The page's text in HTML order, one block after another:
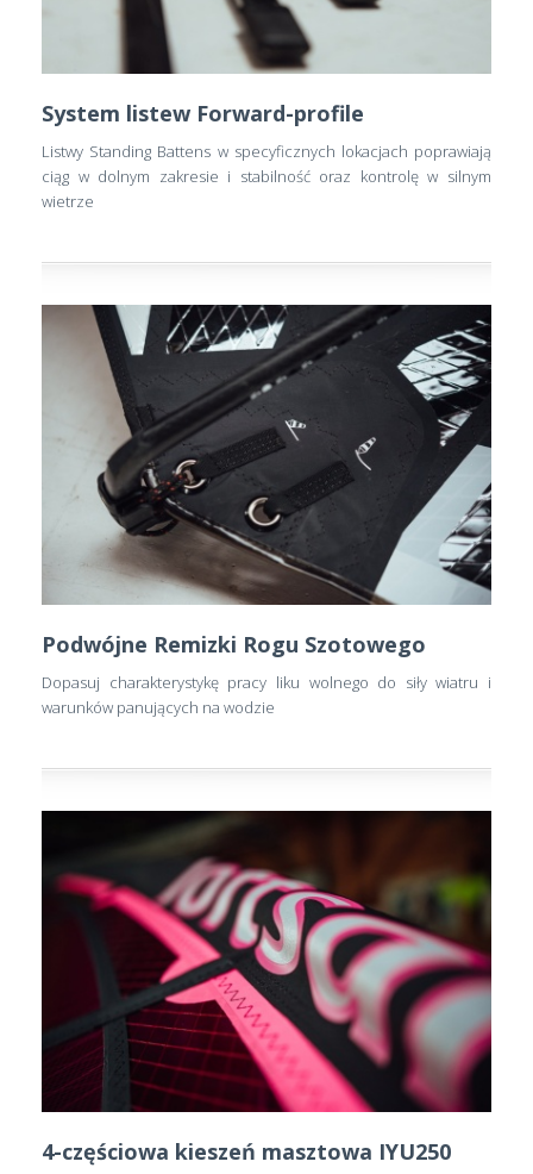
System listew Forward-profile
Listwy Standing Battens w specyficznych lokacjach poprawiają
ciąg w dolnym zakresie i stabilność oraz kontrolę w silnym
wietrze
Podwójne Remizki Rogu Szotowego
Dopasuj charakterystykę pracy liku wolnego do siły wiatru i
warunków panujących na wodzie
4-częściowa kieszeń masztowa IYU250